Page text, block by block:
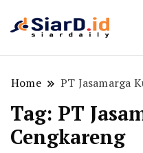
Home PT Jasamarga
Tag: PT
Cengkareng